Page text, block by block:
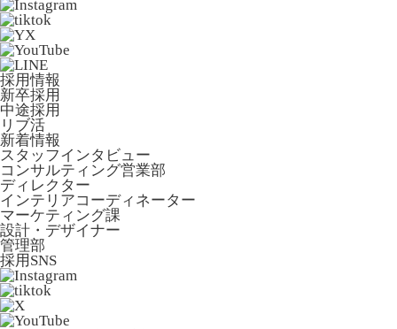
採用情報
新卒採用
中途採用
リブ活
新着情報
スタッフインタビュー
コンサルティング営業部
ディレクター
インテリアコーディネーター
マーケティング課
設計・デザイナー
管理部
採用SNS